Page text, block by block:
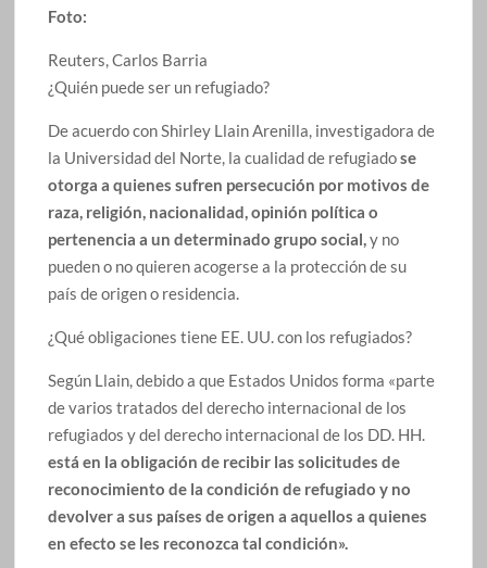
Foto:
Reuters, Carlos Barria
¿Quién puede ser un refugiado?
De acuerdo con Shirley Llain Arenilla, investigadora de
la Universidad del Norte, la cualidad de refugiadose
otorga a quienes sufren persecución por motivos de
raza, religión, nacionalidad, opinión política o
pertenencia a un determinado grupo social, y no
pueden o no quieren acogerse a la protección de su
país de origen o residencia.
¿Qué obligaciones tiene EE. UU. con los refugiados?
Según Llain, debido a que Estados Unidos forma «parte
de varios tratados del derecho internacional de los
refugiados y del derecho internacional de los DD. HH.
está en la obligación de recibir las solicitudes de
reconocimiento de la condición de refugiado y no
devolver a sus países de origen a aquellos a quienes
en efecto se les reconozca tal condición».